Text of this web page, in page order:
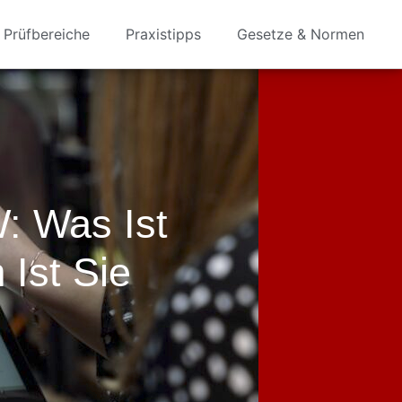
Prüfbereiche Praxistipps Gesetze & Normen
Was Ist
Ist Sie